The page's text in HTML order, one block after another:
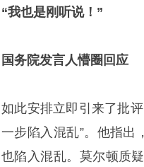
“我也是刚听说！”
国务院发言人懵圈回应
如此安排立即引来了批
一步陷入混乱”。他指出
也陷入混乱。莫尔顿质